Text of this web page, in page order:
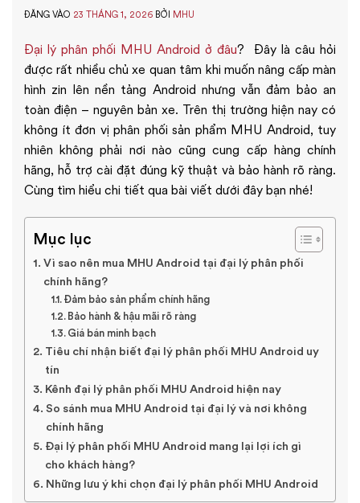
ĐĂNG VÀO 23 THÁNG 1, 2026 BỞI MHU
Đại lý phân phối MHU Android ở đâu? Đây là câu hỏi
được rất nhiều chủ xe quan tâm khi muốn nâng cấp màn
hình zin lên nền tảng Android nhưng vẫn đảm bảo an
toàn điện – nguyên bản xe. Trên thị trường hiện nay có
không ít đơn vị phân phối sản phẩm MHU Android, tuy
nhiên không phải nơi nào cũng cung cấp hàng chính
hãng, hỗ trợ cài đặt đúng kỹ thuật và bảo hành rõ ràng.
Cùng tìm hiểu chi tiết qua bài viết dưới đây bạn nhé!
Mục lục
Vì sao nên mua MHU Android tại đại lý phân phối
chính hãng?
Đảm bảo sản phẩm chính hãng
Bảo hành & hậu mãi rõ ràng
Giá bán minh bạch
Tiêu chí nhận biết đại lý phân phối MHU Android uy
tín
Kênh đại lý phân phối MHU Android hiện nay
So sánh mua MHU Android tại đại lý và nơi không
chính hãng
Đại lý phân phối MHU Android mang lại lợi ích gì
cho khách hàng?
Những lưu ý khi chọn đại lý phân phối MHU Android